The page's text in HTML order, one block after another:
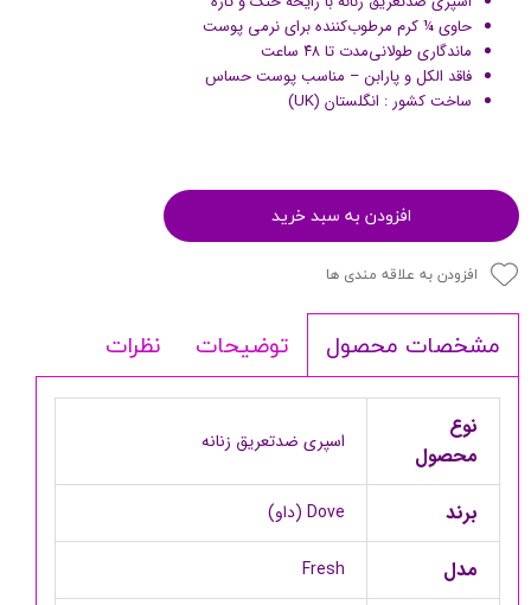
حاوی ¼ کرم مرطوب‌کننده برای نرمی پوست
ماندگاری طولانی‌مدت تا ۴۸ ساعت
فاقد الکل و پارابن – مناسب پوست حساس
ساخت کشور : انگلستان (UK)
افزودن به سبد خرید
افزودن به علاقه مندی ها
مشخصات محصول توضیحات نظرات
نوع
محصول
اسپری ضدتعریق زنانه
برند Dove (داو)
مدل Fresh